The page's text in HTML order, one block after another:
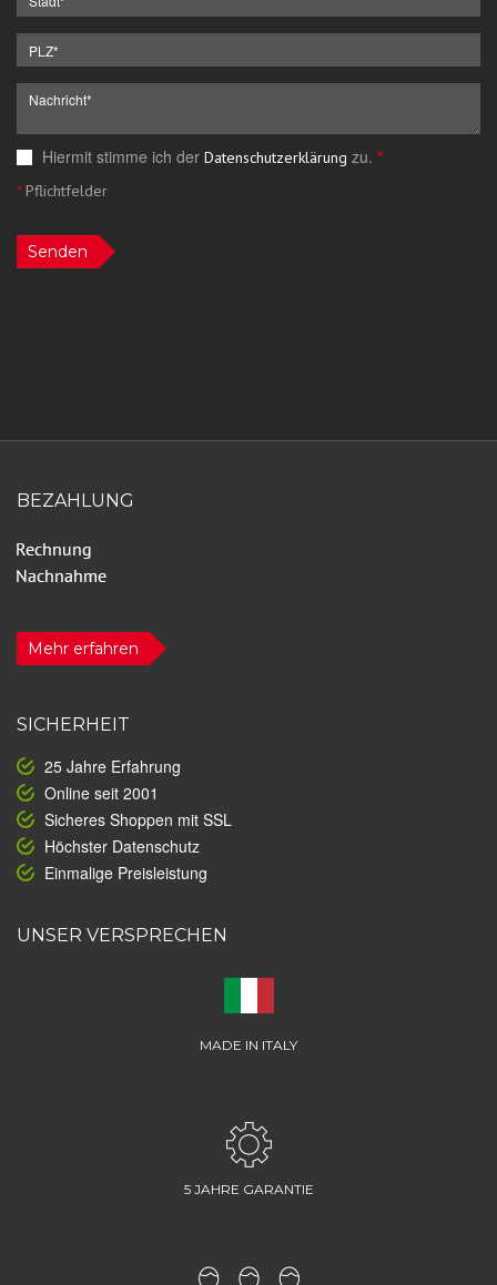
Hiermit stimme ich der Datenschutzerklärung zu. *
*Pflichtfelder
Senden
BEZAHLUNG
Mehr erfahren
SICHERHEIT
25 Jahre Erfahrung
Online seit 2001
Sicheres Shoppen mit SSL
Höchster Datenschutz
Einmalige Preisleistung
UNSER VERSPRECHEN
MADE IN ITALY
5 JAHRE GARANTIE